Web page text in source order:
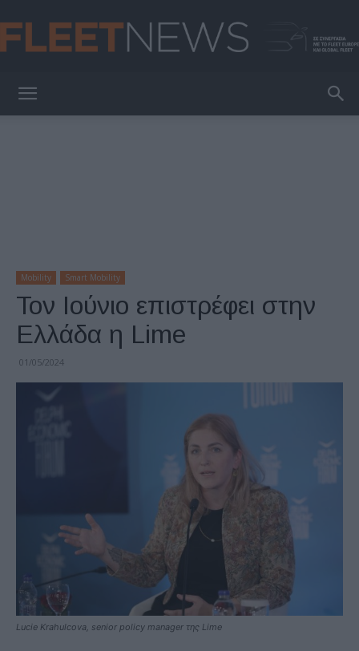
Mobility Smart Mobility
Τον Ιούνιο επιστρέφει στην
Ελλάδα η Lime
01/05/2024
Lucie Krahulcova, senior policy manager της Lime